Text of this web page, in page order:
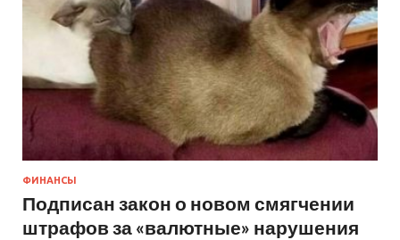
ФИНАНСЫ
Подписан закон о новом смягчении
штрафов за «валютные» нарушения